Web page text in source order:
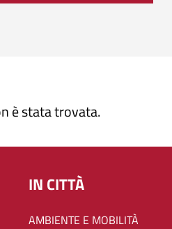
è stata trovata.
IN CITTÀ
AMBIENTE E MOBILITÀ